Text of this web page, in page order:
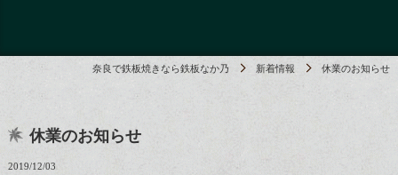
奈良で鉄板焼きなら鉄板なか乃 新着情報 休業のお知らせ
休業のお知らせ
2019/12/03